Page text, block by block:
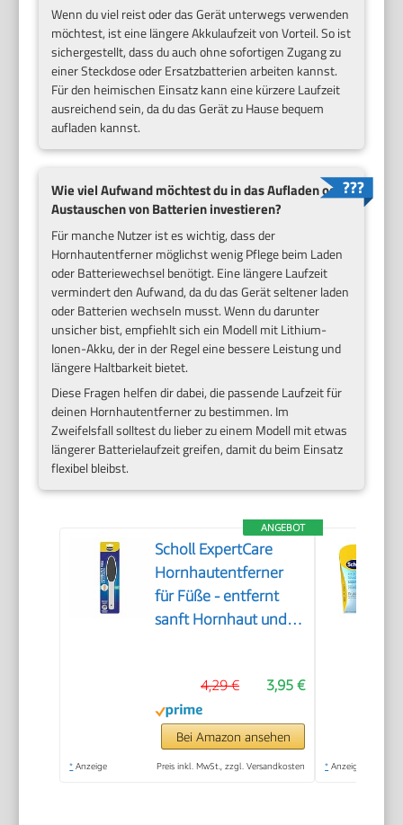
Wenn du viel reist oder das Gerät unterwegs verwenden
möchtest, ist eine längere Akkulaufzeit von Vorteil. So ist
sichergestellt, dass du auch ohne sofortigen Zugang zu
einer Steckdose oder Ersatzbatterien arbeiten kannst.
Für den heimischen Einsatz kann eine kürzere Laufzeit
ausreichend sein, da du das Gerät zu Hause bequem
aufladen kannst.
Wie viel Aufwand möchtest du in das Aufladen oder
Austauschen von Batterien investieren?
Für manche Nutzer ist es wichtig, dass der
Hornhautentferner möglichst wenig Pflege beim Laden
oder Batteriewechsel benötigt. Eine längere Laufzeit
vermindert den Aufwand, da du das Gerät seltener laden
oder Batterien wechseln musst. Wenn du darunter
unsicher bist, empfiehlt sich ein Modell mit Lithium-
Ionen-Akku, der in der Regel eine bessere Leistung und
längere Haltbarkeit bietet.
Diese Fragen helfen dir dabei, die passende Laufzeit für
deinen Hornhautentferner zu bestimmen. Im
Zweifelsfall solltest du lieber zu einem Modell mit etwas
längerer Batterielaufzeit greifen, damit du beim Einsatz
flexibel bleibst.
ANGEBOT
Scholl ExpertCare
Hornhautentferner
für Füße - entfernt
sanft Hornhaut und
Reibefläche, effektive
Fußpflege für sofort
weiche Füße,
waschbar und
3,95 €
4,29 €
Bei Amazon ansehen
* Anzeige Preis inkl. MwSt., zzgl. Versandkosten * Anzeige